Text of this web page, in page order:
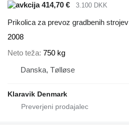
414,70 €
3.100 DKK
Prikolica za prevoz gradbenih strojev
2008
Neto teža 750 kg
Danska, Tølløse
Klaravik Denmark